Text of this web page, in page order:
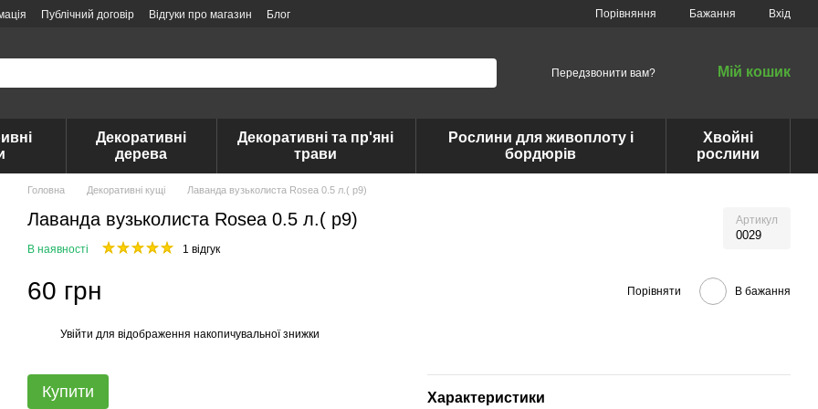
Публічний договір Відгуки про магазин Блог Порівняння Бажання Вхід
Передзвонити вам? Мій кошик
Декоративні
дерева
Декоративні та пр'яні
трави
Рослини для живоплоту і
бордюрів
Хвойні
рослини
Головна Декоративні кущі Лаванда вузьколиста Rosea 0.5 л.( p9)
Лаванда вузьколиста Rosea 0.5 л.( p9) Артикул
0029
В наявності 1 відгук
60 грн Порівняти В бажання
Увійти для відображення накопичувальної знижки
Купити Характеристики